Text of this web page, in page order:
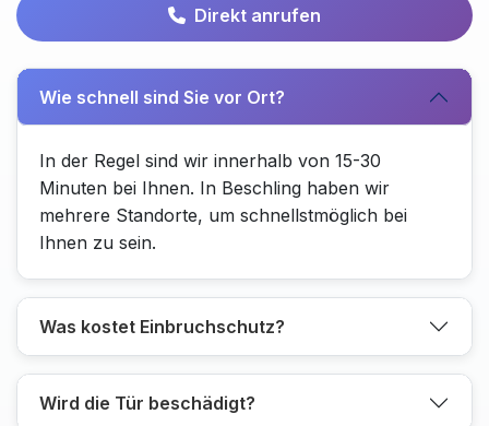
Direkt anrufen
Wie schnell sind Sie vor Ort?
In der Regel sind wir innerhalb von 15-30
Minuten bei Ihnen. In Beschling haben wir
mehrere Standorte, um schnellstmöglich bei
Ihnen zu sein.
Was kostet Einbruchschutz?
Wird die Tür beschädigt?